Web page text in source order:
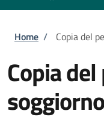
Briciole di
Home / Copia del
Copia
soggiorno